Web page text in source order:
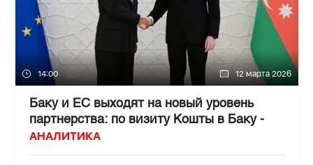
14:00 12 марта 2026
Баку и ЕС выходят на новый уровень
партнерства: по визиту Кошты в Баку -
АНАЛИТИКА